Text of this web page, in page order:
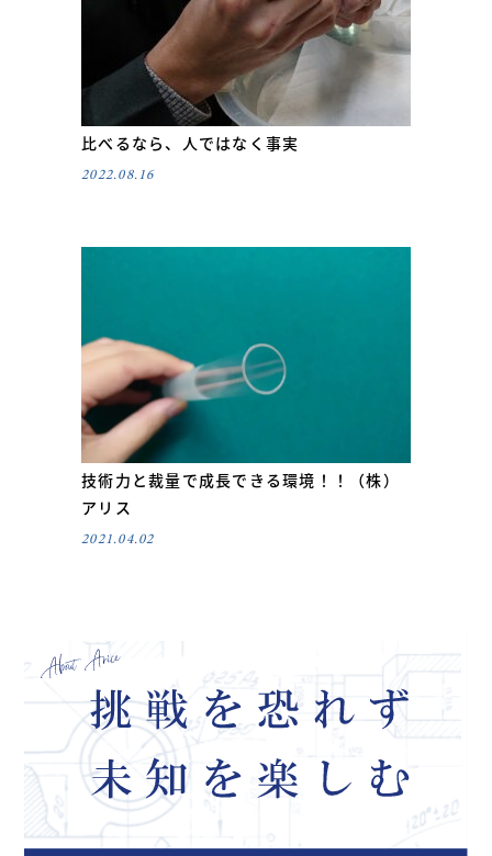
比べるなら、人ではなく事実
2022.08.16
技術力と裁量で成長できる環境！！（株）
アリス
2021.04.02